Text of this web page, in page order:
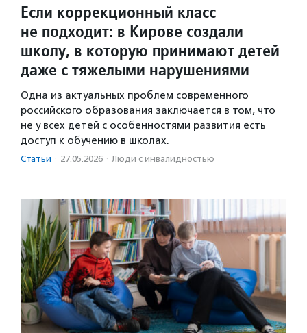
Если коррекционный класс
не подходит: в Кирове создали
школу, в которую принимают детей
даже с тяжелыми нарушениями
Одна из актуальных проблем современного
российского образования заключается в том, что
не у всех детей с особенностями развития есть
доступ к обучению в школах.
Статьи · 27.05.2026 · Люди с инвалидностью